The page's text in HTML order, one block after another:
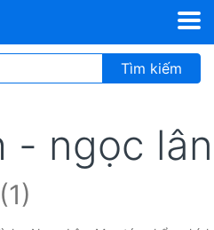
Tìm kiếm
- ngọc lân
(1)